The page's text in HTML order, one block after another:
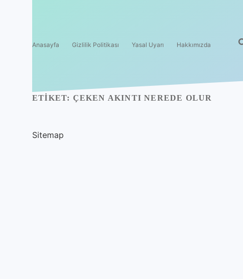
Anasayfa Gizlilik Politikası Yasal Uyarı Hakkımızda
ETIKET: ÇEKEN AKINTI NEREDE OLUR
Sitemap